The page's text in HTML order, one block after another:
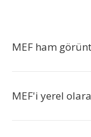
MEF ham
MEF'i yerel